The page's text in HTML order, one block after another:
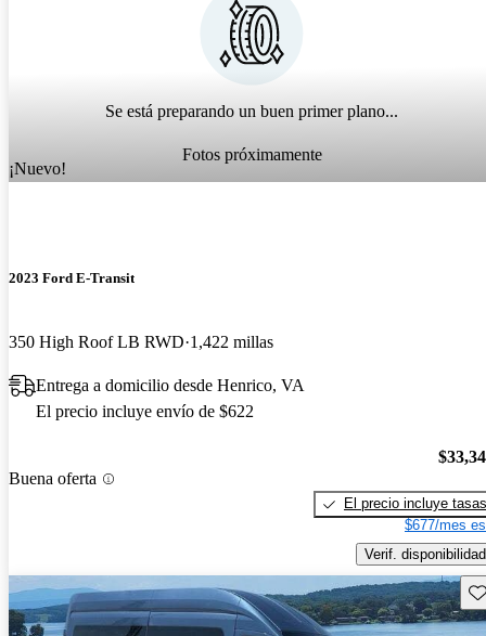
Se está preparando un buen primer plano...
Fotos próximamente
¡Nuevo!
2023 Ford E-Transit
350 High Roof LB RWD 1,422 millas
Entrega a domicilio desde Henrico, VA
El precio incluye envío de $622
Buena oferta
El precio incluye tasas
$677/mes
Verif. disponibilidad